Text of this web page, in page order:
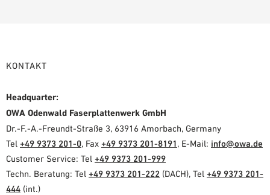
KONTAKT
Headquarter:
OWA Odenwald Faserplattenwerk GmbH
Dr.-F.-A.-Freundt-Straße 3, 63916 Amorbach, Germany
Tel +49 9373 201-0, Fax +49 9373 201-8191, E-Mail: info@owa.de
Customer Service: Tel +49 9373 201-999
Techn. Beratung: Tel +49 9373 201-222 (DACH), Tel +49 9373 201-
444 (int.)